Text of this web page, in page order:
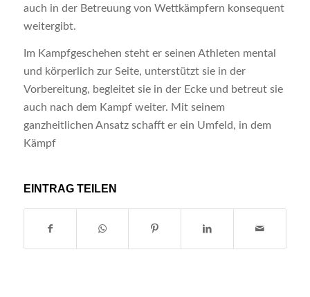
auch in der Betreuung von Wettkämpfern konsequent
weitergibt.
Im Kampfgeschehen steht er seinen Athleten mental
und körperlich zur Seite, unterstützt sie in der
Vorbereitung, begleitet sie in der Ecke und betreut sie
auch nach dem Kampf weiter. Mit seinem
ganzheitlichen Ansatz schafft er ein Umfeld, in dem
Kämpf
EINTRAG TEILEN